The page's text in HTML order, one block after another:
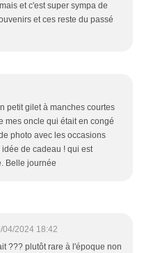
et c'est super sympa de
et ces reste du passé
petit gilet à manches courtes
mes oncle qui était en congé
photo avec les occasions
de cadeau ! qui est
Belle journée
04/2024 18:42
??? plutôt rare à l'époque non